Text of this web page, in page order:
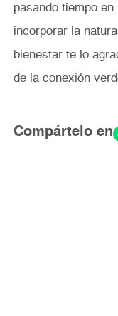
pasando tiempo
incorporar la
bienestar te lo
de la conexión
Compártelo en